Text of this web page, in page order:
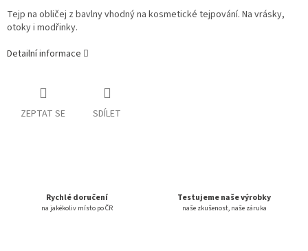
Tejp na obličej z bavlny vhodný na kosmetické tejpování. Na vrásky,
otoky i modřinky.
Detailní informace
ZEPTAT SE SDÍLET
Rychlé doručení
na jakékoliv místo po ČR
Testujeme naše výrobky
naše zkušenost, naše záruka